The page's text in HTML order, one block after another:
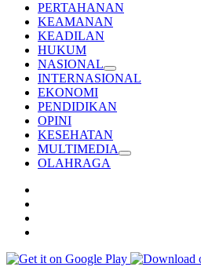
PERTAHANAN
KEAMANAN
KEADILAN
HUKUM
NASIONAL
INTERNASIONAL
EKONOMI
PENDIDIKAN
OPINI
KESEHATAN
MULTIMEDIA
OLAHRAGA